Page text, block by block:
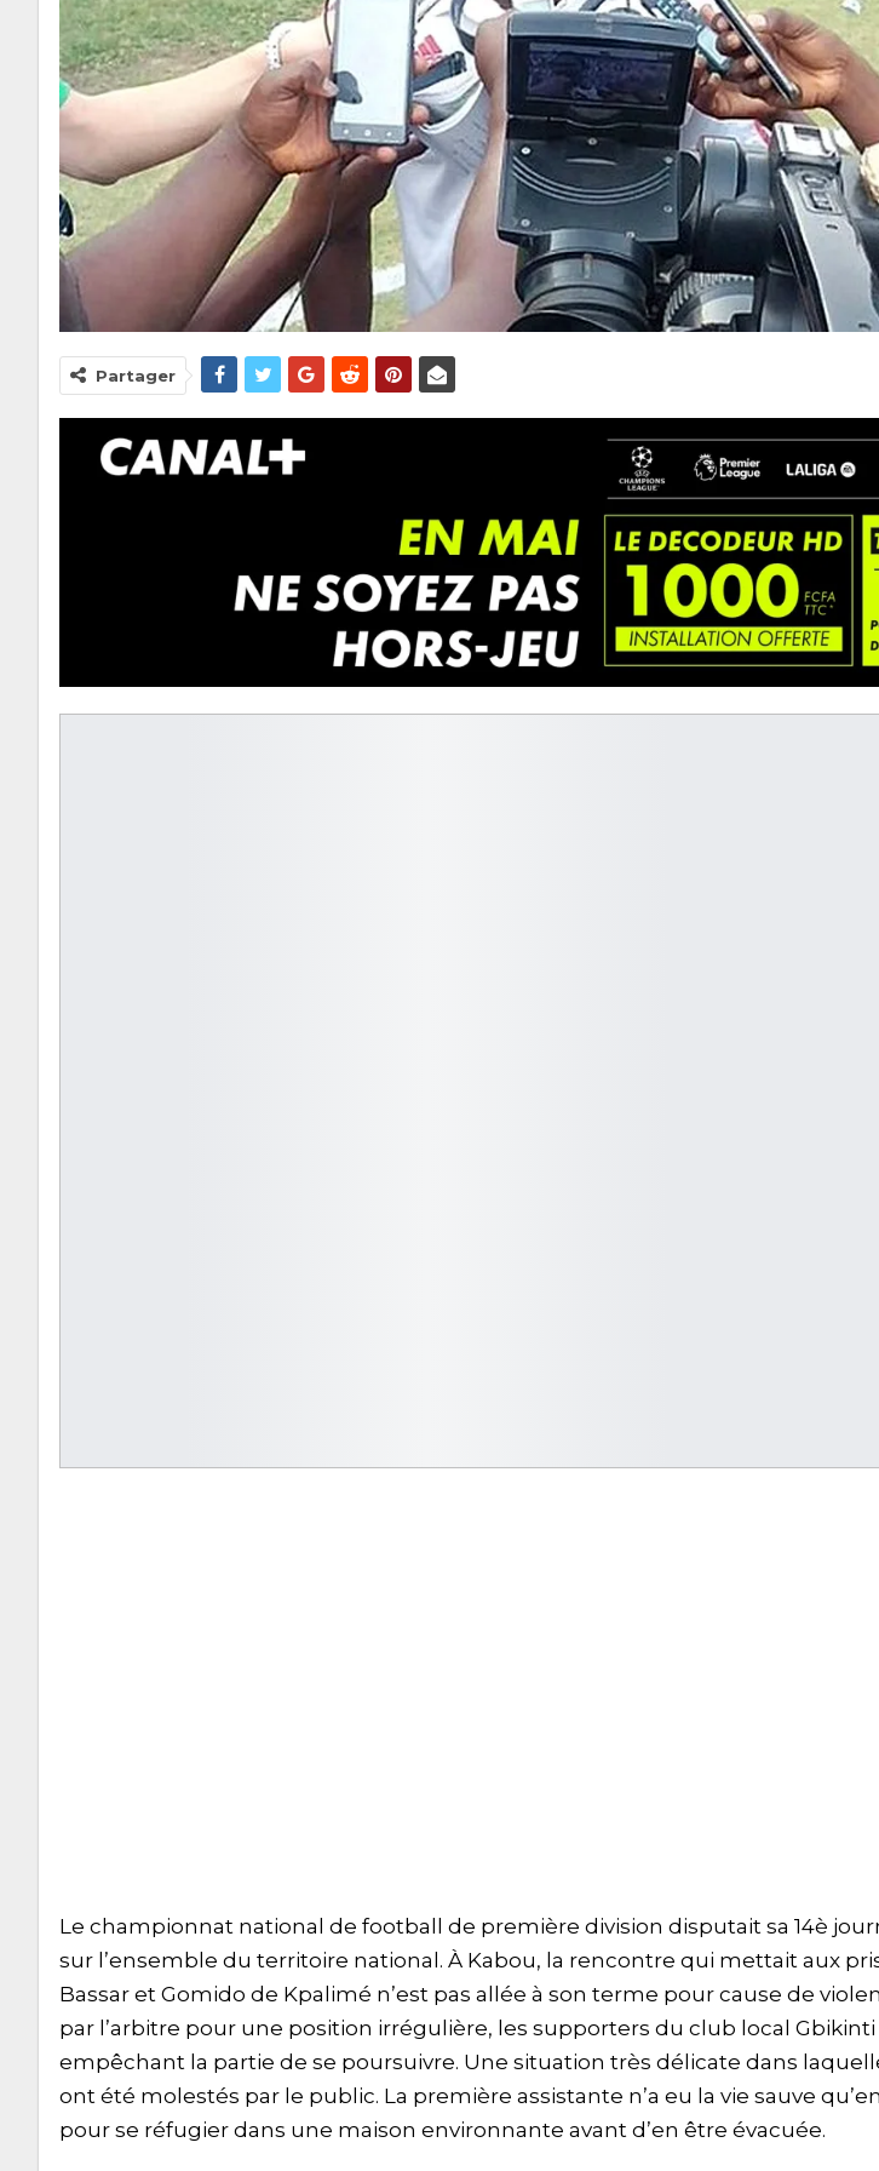
Partager
Le championnat national de football de première division disputait sa 14è
sur l’ensemble du territoire national. À Kabou, la rencontre qui mettait aux
Bassar et Gomido de Kpalimé n’est pas allée à son terme pour cause de
par l’arbitre pour une position irrégulière, les supporters du club local
empêchant la partie de se poursuivre. Une situation très délicate dans
ont été molestés par le public. La première assistante n’a eu la vie sauve
pour se réfugier dans une maison environnante avant d’en être évacuée.